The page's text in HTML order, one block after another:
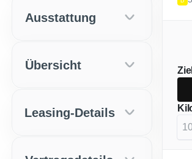
Ausstattung
Übersicht
Leasing-Details